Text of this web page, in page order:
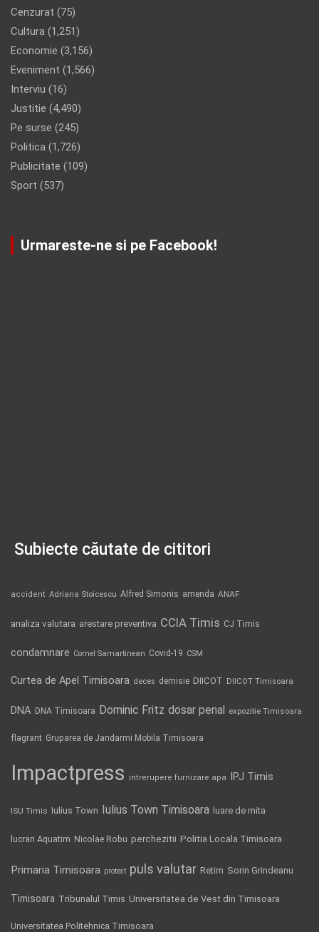
Cenzurat (75)
Cultura (1,251)
Economie (3,156)
Eveniment (1,566)
Interviu (16)
Justitie (4,490)
Pe surse (245)
Politica (1,726)
Publicitate (109)
Sport (537)
Urmareste-ne si pe Facebook!
Subiecte căutate de cititori
accident Adriana Stoicescu Alfred Simonis amenda ANAF
analiza valutara arestare preventiva CCIA Timis CJ Timis
condamnare Cornel Samartinean Covid-19 CSM
Curtea de Apel Timisoara deces demisie DIICOT DIICOT Timisoara
DNA DNA Timisoara Dominic Fritz dosar penal expozitie Timisoara
flagrant Gruparea de Jandarmi Mobila Timisoara
Impactpress intrerupere furnizare apa IPJ Timis
ISU Timis Iulius Town Iulius Town Timisoara luare de mita
lucrari Aquatim Nicolae Robu perchezitii Politia Locala Timisoara
Primaria Timisoara protest puls valutar Retim Sorin Grindeanu
Timisoara Tribunalul Timis Universitatea de Vest din Timisoara
Universitatea Politehnica Timisoara